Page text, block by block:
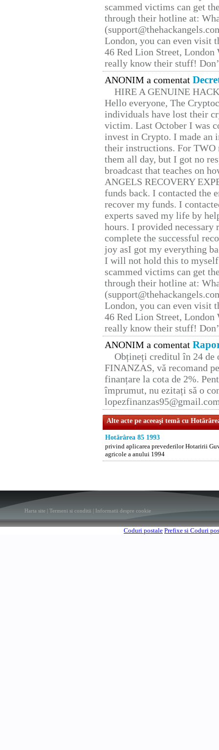
scammed victims can get
through their hotline at:
London, you can even visit
46 Red Lion Street, London
really know their stuff!
ANONIM a comentat
HIRE A GENUINE
Hello everyone, The
individuals have lost their
victim. Last October I was
invest in Crypto. I made
their instructions. For TWO
them all day, but I got no
broadcast that teaches on
ANGELS RECOVERY
funds back. I contacted the
recover my funds. I
experts saved my life by
hours. I provided
complete the successful
joy asI got my everything
I will not hold this to
scammed victims can get
through their hotline at:
London, you can even visit
46 Red Lion Street, London
really know their stuff!
ANONIM a comentat
Obțineți creditul în 24 de
FINANZAS, vă recomand
finanțare la cota de 2%.
împrumut, nu ezitați să o
Alte acte pe aceeaşi temă cu
Hotărârea 85 1993
privind aplicarea prevederilor Hotaririi
agricole a anului 1994
Harta site Termeni si conditii Informatii despre cookie
Coduri postale Prefixe si Coduri